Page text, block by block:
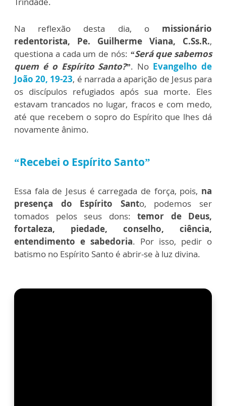
Na reflexão desta dia, o missionário
redentorista, Pe. Guilherme Viana, C.Ss.R.,
questiona a cada um de nós: “Será que sabemos
quem é o Espírito Santo?”. No Evangelho de
João 20, 19-23, é narrada a aparição de Jesus para
os discípulos refugiados após sua morte. Eles
estavam trancados no lugar, fracos e com medo,
até que recebem o sopro do Espírito que lhes dá
novamente ânimo.
“Recebei o Espírito Santo”
Essa fala de Jesus é carregada de força, pois, na
presença do Espírito Santo, podemos ser
tomados pelos seus dons: temor de Deus,
fortaleza, piedade, conselho, ciência,
entendimento e sabedoria. Por isso, pedir o
batismo no Espírito Santo é abrir-se à luz divina.